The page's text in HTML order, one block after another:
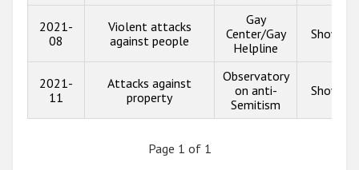
2021-
08
Violent attacks
against people
Gay
Center/Gay
Helpline
Show
2021-
11
Attacks against
property
Observatory
on anti-
Semitism
Show
Page 1 of 1